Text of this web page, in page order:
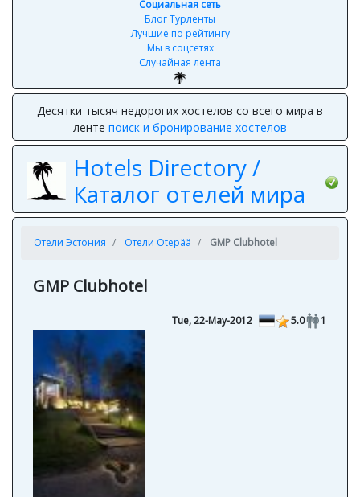
Социальная сеть
Блог Турленты
Лучшие по рейтингу
Мы в соцсетях
Случайная лента
Десятки тысяч недорогих хостелов со всего мира в
ленте поиск и бронирование хостелов
Hotels Directory /
Каталог отелей мира
Отели Эстония Отели Otepää GMP Clubhotel
GMP Clubhotel
Tue, 22-May-2012 5.0 1